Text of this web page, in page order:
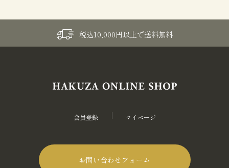
税込10,000円以上で送料無料
会員登録 マイページ
お問い合わせフォーム